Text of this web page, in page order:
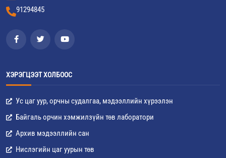
91294845
ХЭРЭГЦЭЭТ ХОЛБООС
Ус цаг уур, орчны судалгаа, мэдээллийн хүрээлэн
Байгаль орчин хэмжилзүйн төв лаборатори
Архив мэдээллийн сан
Нислэгийн цаг уурын төв